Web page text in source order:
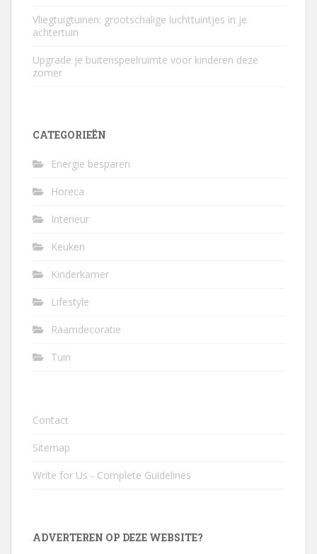
Vliegtuigtuinen: grootschalige luchttuintjes in je
achtertuin
Upgrade je buitenspeelruimte voor kinderen deze
zomer
CATEGORIEËN
Energie besparen
Horeca
Interieur
Keuken
Kinderkamer
Lifestyle
Raamdecoratie
Tuin
Contact
Sitemap
Write for Us - Complete Guidelines
ADVERTEREN OP DEZE WEBSITE?